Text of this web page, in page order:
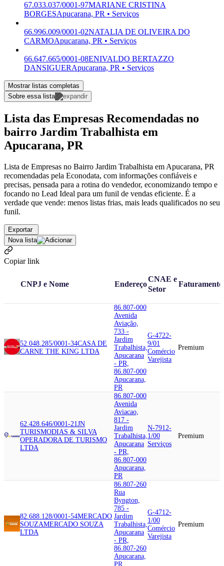
67.033.037/0001-97MARIANE CRISTINA
BORGESApucarana, PR • Serviços
66.996.009/0001-02NATALIA DE OLIVEIRA DO
CARMOApucarana, PR • Serviços
66.647.665/0001-08ENIVALDO BERTAZZO
DANSIGUERApucarana, PR • Serviços
Mostrar listas completas
Sobre essa lista
Lista das Empresas Recomendadas no
bairro Jardim Trabalhista em
Apucarana, PR
Lista de Empresas no Bairro Jardim Trabalhista em Apucarana, PR
recomendadas pela Econodata, com informações confiáveis e
precisas, pensada para a rotina do vendedor, economizando tempo e
focando no Lead Ideal para um funil de vendas eficiente. É a
verdade que vende: menos listas frias, mais leads qualificados no seu
funil.
Exportar
Nova lista
Copiar link
CNPJ e Nome Endereço
CNAE e
Setor
Faturamento
52.048.285/0001-34CASA DE
CARNE THE KING LTDA
86.807-000
Avenida
Aviação,
733 -
Jardim
Trabalhista,
Apucarana
- PR,
86.807-000
Apucarana,
PR
G-4722-
9/01
Comércio
Varejista
Premium
62.428.646/0001-21JN
TURISMODIAS & SILVA
OPERADORA DE TURISMO
LTDA
86.807-000
Avenida
Aviacao,
817 -
Jardim
Trabalhista,
Apucarana
- PR,
86.807-000
Apucarana,
PR
N-7912-
1/00
Serviços
Premium
82.688.128/0001-54MERCADO
SOUZAMERCADO SOUZA
LTDA
86.807-260
Rua
Byngton,
785 -
Jardim
Trabalhista,
Apucarana
- PR,
86.807-260
Apucarana,
PR
G-4712-
1/00
Comércio
Varejista
Premium